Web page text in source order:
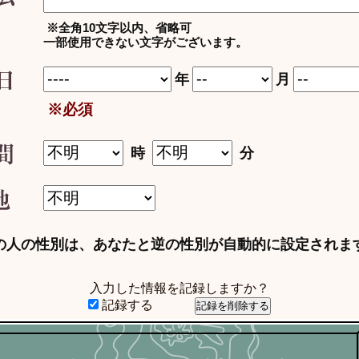
※全角10文字以内、省略可
一部使用できない文字がございます。
年
月
※必須
時 分
人の性別は、あなたと逆の性別が自動的に設定されま
入力した情報を記録しますか？
記録する